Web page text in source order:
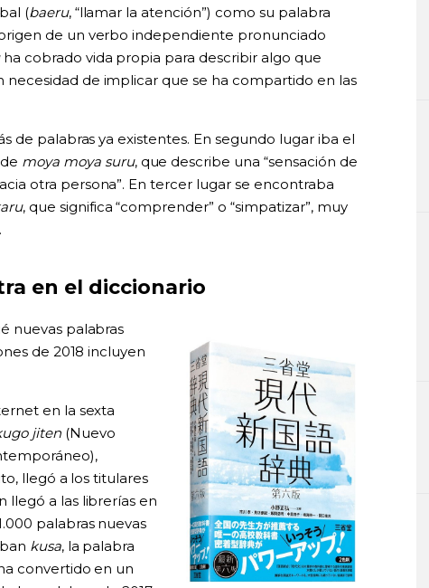
(baeru, “llamar la atención”) como su palabra
de un verbo independiente pronunciado
ha cobrado vida propia para describir algo que
de implicar que se ha compartido en las
de palabras ya existentes. En segundo lugar iba el
moya moya suru, que describe una “sensación de
otra persona”. En tercer lugar se encontraba
, que significa “comprender” o “simpatizar”, muy
en el diccionario
nuevas palabras
de 2018 incluyen
en la sexta
jiten(Nuevo
llegó a los titulares
llegó a las librerías en
palabras nuevas
kusa, la palabra
convertido en un